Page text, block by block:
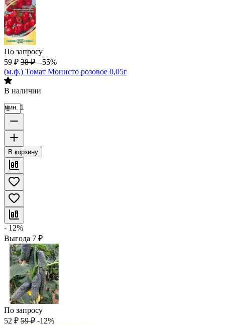
По запросу
59 ₽ 38 ₽ --55%
(м.ф.) Томат Монисто розовое 0,05г
В наличии
мин. 1
В корзину
- 12%
Выгода 7 ₽
По запросу
52 ₽ 59 ₽ -12%